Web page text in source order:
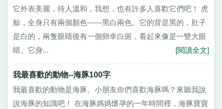
它外表美麗，待人溫和，我想，也有許多人喜歡它們吧！ 虎
鯨，全身只有兩個顏色——黑白兩色。它的背是黑的，肚子
是白的，兩隻眼睛後有一個卵幸白斑，看起來像是一雙大眼
睛。它身...
[閱讀全文]
我最喜歡的動物--海豚100字
我最喜歡的動物是海豚。小朋友你們喜歡海豚嗎？來聽我說
說海豚的知識吧！ 在海豚媽媽懷孕的一年時間裡，海豚寶寶